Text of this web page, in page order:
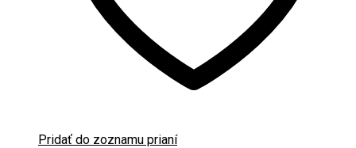
Pridať do zoznamu prianí